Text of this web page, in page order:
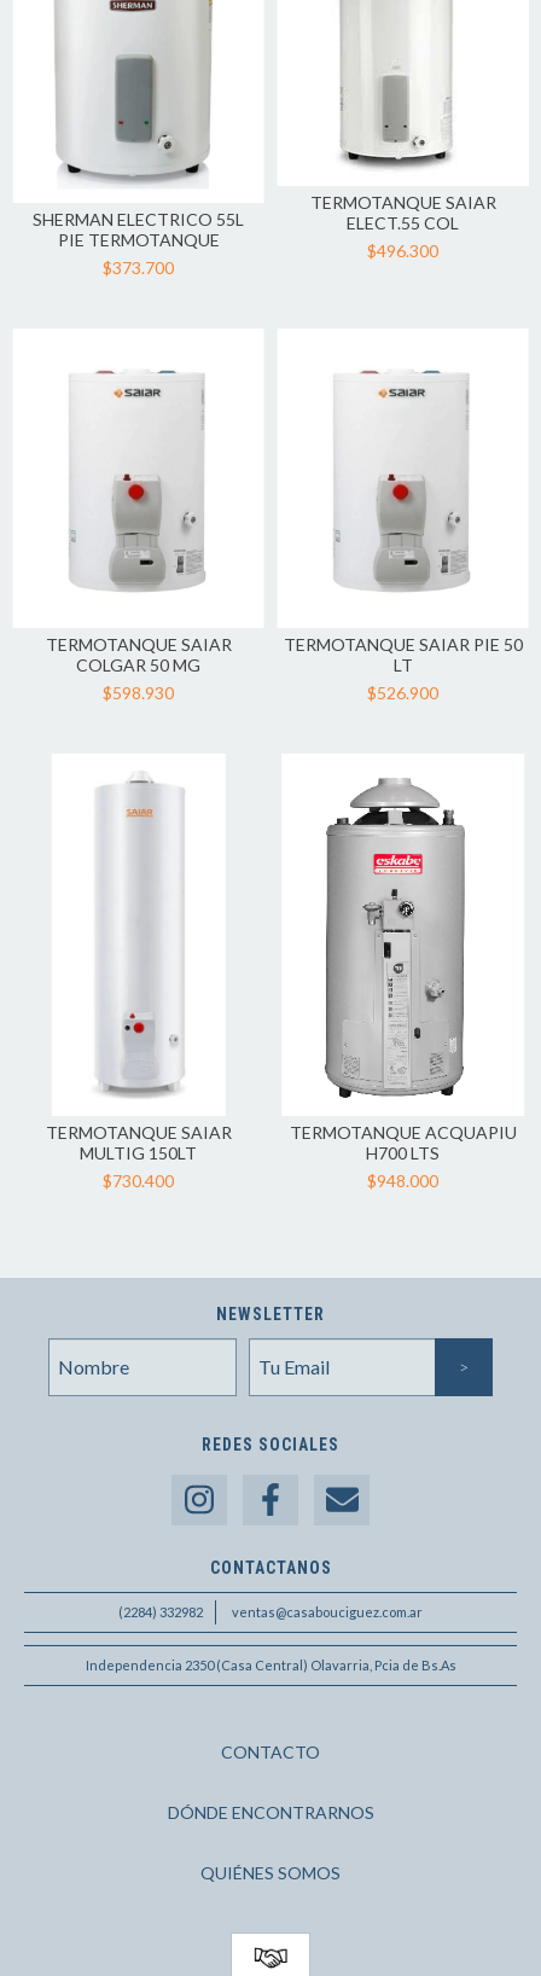
SHERMAN ELECTRICO 55L
PIE TERMOTANQUE
$373.700
TERMOTANQUE SAIAR
ELECT.55 COL
$496.300
TERMOTANQUE SAIAR
COLGAR 50 MG
$598.930
TERMOTANQUE SAIAR PIE 50
LT
$526.900
TERMOTANQUE SAIAR
MULTIG 150LT
$730.400
TERMOTANQUE ACQUAPIU
H700 LTS
$948.000
NEWSLETTER
REDES SOCIALES
CONTACTANOS
(2284) 332982 ventas@casabouciguez.com.ar
Independencia 2350 (Casa Central) Olavarria, Pcia de Bs.As
CONTACTO
DÓNDE ENCONTRARNOS
QUIÉNES SOMOS